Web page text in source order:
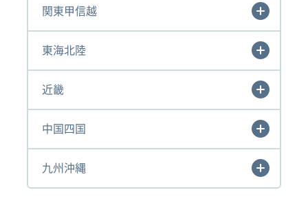
関東甲信越
東海北陸
近畿
中国四国
九州沖縄